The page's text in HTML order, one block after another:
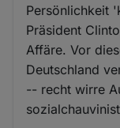
Persönlichkeit
Präsident
Affäre. Vor
Deutschland
-- recht wirre